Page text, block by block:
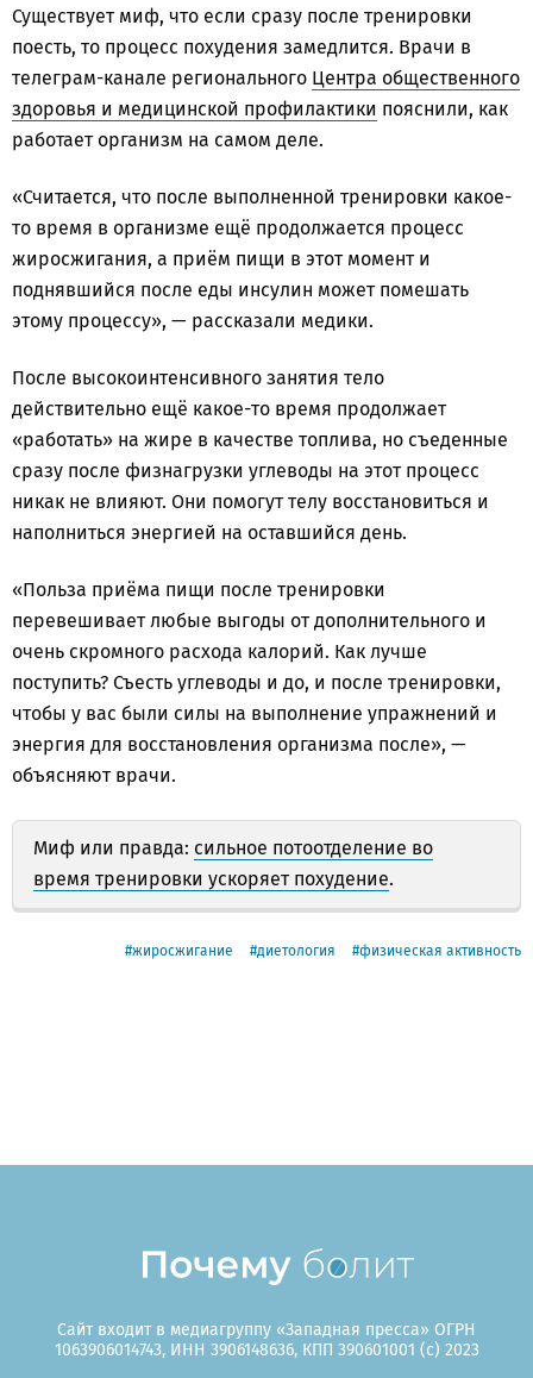
Существует миф, что если сразу после тренировки
поесть, то процесс похудения замедлится. Врачи в
телеграм-канале регионального Центра общественного
здоровья и медицинской профилактики пояснили, как
работает организм на самом деле.
«Считается, что после выполненной тренировки какое-
то время в организме ещё продолжается процесс
жиросжигания, а приём пищи в этот момент и
поднявшийся после еды инсулин может помешать
этому процессу», — рассказали медики.
После высокоинтенсивного занятия тело
действительно ещё какое-то время продолжает
«работать» на жире в качестве топлива, но съеденные
сразу после физнагрузки углеводы на этот процесс
никак не влияют. Они помогут телу восстановиться и
наполниться энергией на оставшийся день.
«Польза приёма пищи после тренировки
перевешивает любые выгоды от дополнительного и
очень скромного расхода калорий. Как лучше
поступить? Съесть углеводы и до, и после тренировки,
чтобы у вас были силы на выполнение упражнений и
энергия для восстановления организма после», —
объясняют врачи.
Миф или правда: сильное потоотделение во
время тренировки ускоряет похудение.
жиросжигание диетология физическая активность
Сайт входит в медиагруппу «Западная пресса» ОГРН
1063906014743, ИНН 3906148636, КПП 390601001 (c) 2023